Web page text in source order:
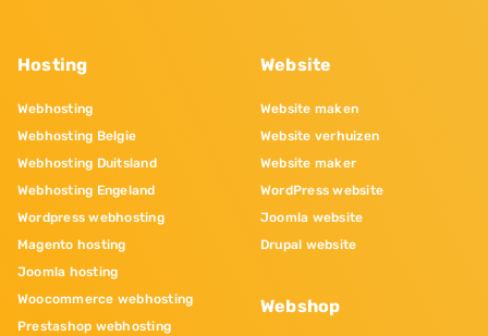
Hosting
Webhosting
Webhosting Belgie
Webhosting Duitsland
Webhosting Engeland
Wordpress webhosting
Magento hosting
Joomla hosting
Woocommerce webhosting
Prestashop webhosting
Website
Website maken
Website verhuizen
Website maker
WordPress website
Joomla website
Drupal website
Webshop